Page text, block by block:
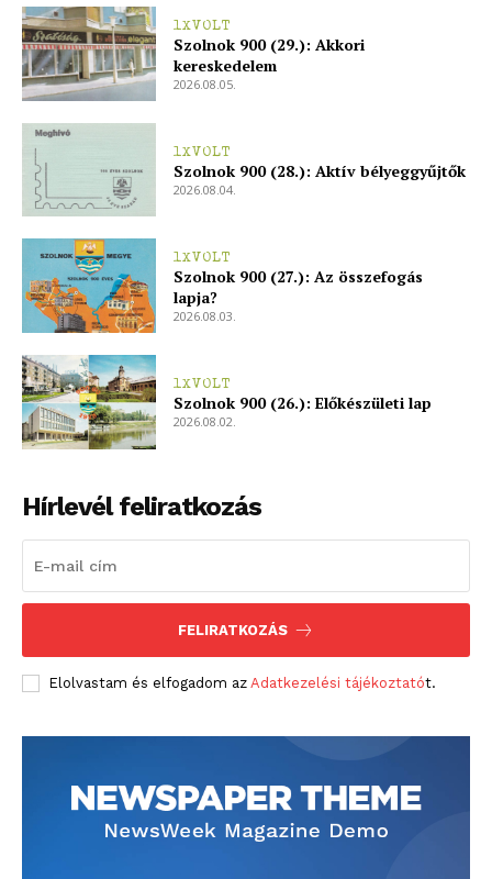
1XVOLT
Szolnok 900 (29.): Akkori
kereskedelem
2026.08.05.
1XVOLT
Szolnok 900 (28.): Aktív bélyeggyűjtők
2026.08.04.
1XVOLT
Szolnok 900 (27.): Az összefogás
lapja?
2026.08.03.
1XVOLT
Szolnok 900 (26.): Előkészületi lap
2026.08.02.
Hírlevél feliratkozás
FELIRATKOZÁS
Elolvastam és elfogadom az Adatkezelési tájékoztatót.